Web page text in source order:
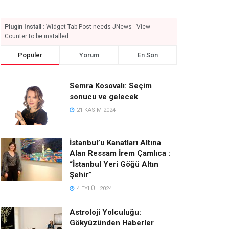
Plugin Install
: Widget Tab Post needs JNews - View
Counter to be installed
Popüler Yorum En Son
Semra Kosovalı: Seçim
sonucu ve gelecek
21 KASIM 2024
İstanbul’u Kanatları Altına
Alan Ressam İrem Çamlıca :
“İstanbul Yeri Göğü Altın
Şehir”
4 EYLÜL 2024
Astroloji Yolculuğu:
Gökyüzünden Haberler